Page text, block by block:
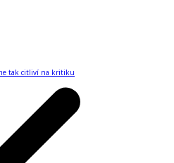
tak citliví na kritiku